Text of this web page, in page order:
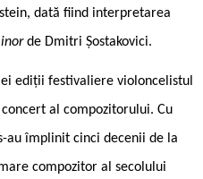
dată fiind interpretarea
de Dmitri Șostakovici.
ediții festivaliere violoncelistul
al compozitorului. Cu
au împlinit cinci decenii de la
compozitor al secolului